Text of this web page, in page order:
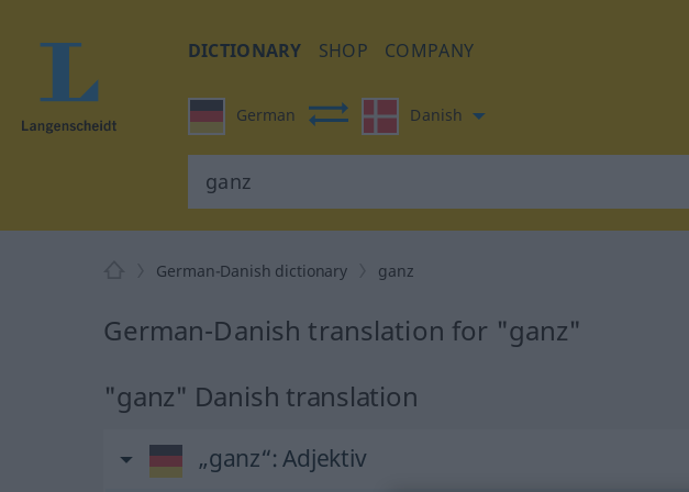
DICTIONARY SHOP COMPANY
German Danish
German-Danish dictionary ganz
German-Danish translation for "ganz"
"ganz" Danish translation
„ganz“: Adjektiv